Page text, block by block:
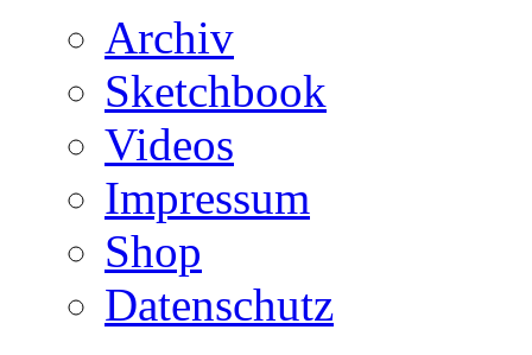
Archiv
Sketchbook
Videos
Impressum
Shop
Datenschutz